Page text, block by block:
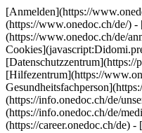
[Anmelden](https://
(https://www.onedoc.ch/de/)
(https://www.onedoc.ch/de/
[Datenschutzzentrum](https://
[Hilfezentrum](https://
(https://info.onedoc.ch/de/
(https://info.onedoc.ch/de/
(https://career.onedoc.ch/de) -